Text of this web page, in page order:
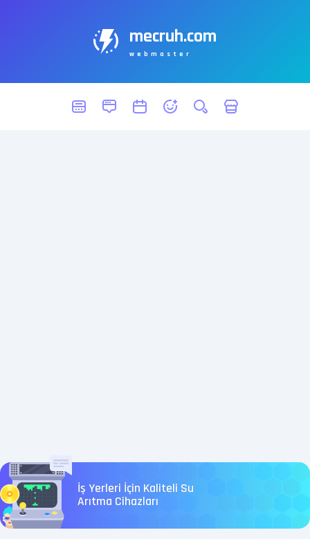
mecruh.com
webmaster
İş Yerleri İçin Kaliteli Su
Arıtma Cihazları